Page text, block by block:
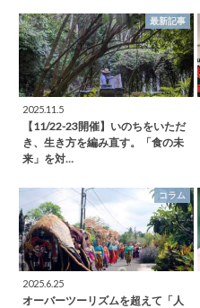
最新記事
2025.11.5
【11/22-23開催】いのちをいただ
き、生き方を編み直す。「食の未
来」を対…
コラム
2025.6.25
オーバーツーリズムを超えて「人